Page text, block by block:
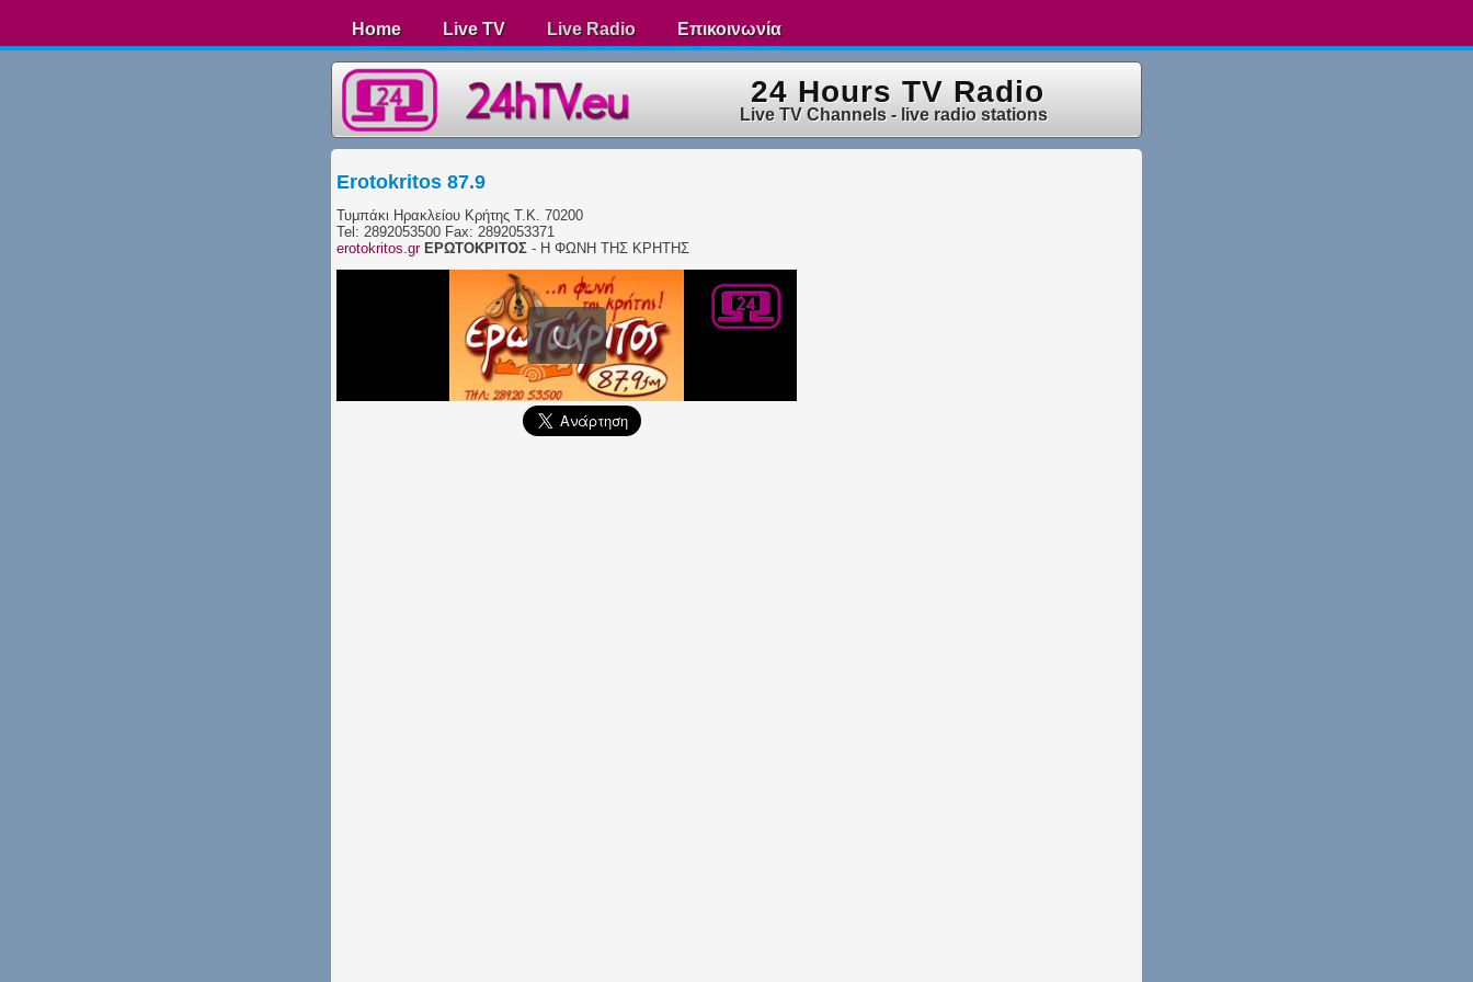
Home Live TV Live Radio Επικοινωνία
24 Hours TV Radio
Live TV Channels - live radio stations
Erotokritos 87.9
Τυμπάκι Ηρακλείου Κρήτης Τ.Κ. 70200
Tel: 2892053500 Fax: 2892053371
erotokritos.gr ΕΡΩΤΟΚΡΙΤΟΣ - Η ΦΩΝΗ ΤΗΣ ΚΡΗΤΗΣ